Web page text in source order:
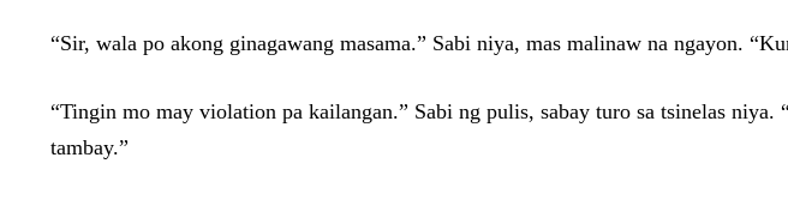
“Sir, wala po akong ginagawang masama.” Sabi niya, mas malinaw na ngayon.
“Tingin mo may violation pa kailangan.” Sabi ng pulis, sabay turo sa tsinelas
tambay.”